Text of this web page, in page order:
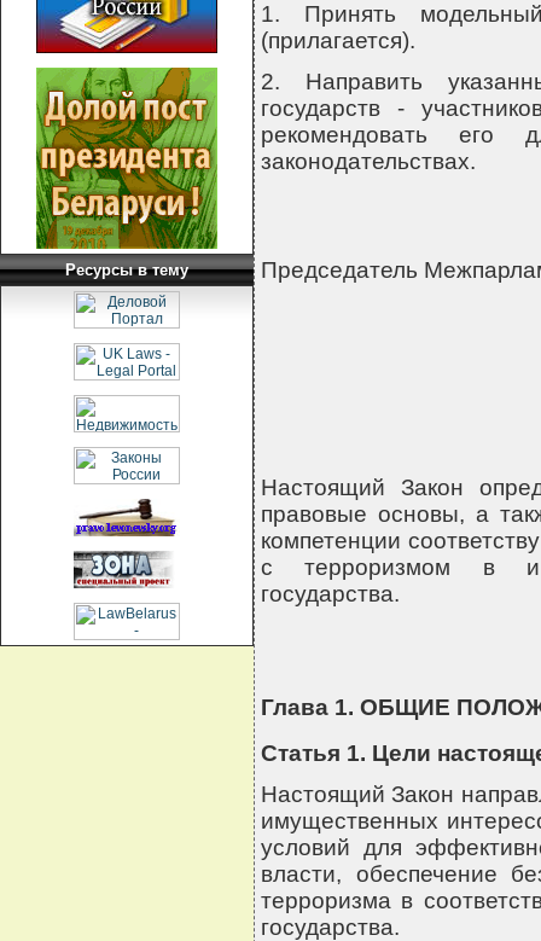
Ресурсы в тему
1. Принять
(прилагается).
2. Направить
государств -
рекомендовать его
законодательствах.
Председатель
Настоящий Закон
правовые основы, а
компетенции
с терроризмом в
государства.
Глава 1. ОБЩИЕ
Статья 1. Цели
Настоящий Закон
имущественных
условий для
власти, обеспечение
терроризма в
государства.